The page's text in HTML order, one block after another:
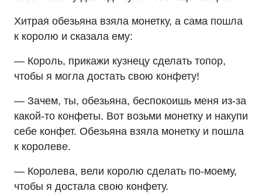
Хитрая обезьяна взяла монетку, а сама пошла
к королю и сказала ему:
— Король, прикажи кузнецу сделать топор,
чтобы я могла достать свою конфету!
— Зачем, ты, обезьяна, беспокоишь меня из-за
какой-то конфеты. Вот возьми монетку и накупи
себе конфет. Обезьяна взяла монетку и пошла
к королеве.
— Королева, вели королю сделать по-моему,
чтобы я достала свою конфету.